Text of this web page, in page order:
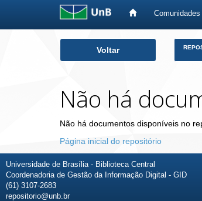
Voltar
Não há
Não há documentos disponíveis no
Página inicial do repositório
Universidade de Brasília - Biblioteca Central
Coordenadoria de Gestão da Informação Digital - GID
(61) 3107-2683
repositorio@unb.br